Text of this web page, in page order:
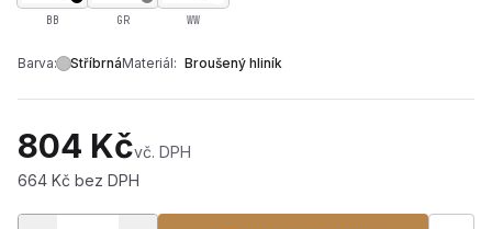
BB GR WW
Barva: StříbrnáMateriál: Broušený hliník
804 Kčvč. DPH
664 Kč bez DPH